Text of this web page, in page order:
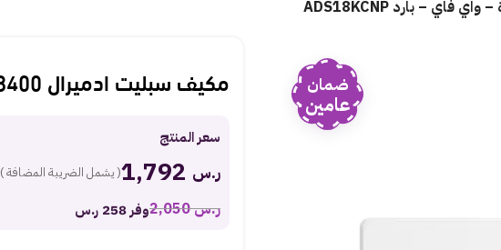
ضمان
عامين
مكيف سبليت ادميرال 18400 وحدة – واي فاي – بارد ADS18KCNP
سعر المنتج
ر.س ( يشمل الضريبة المضافة )
ر.س2,050 وفر 258 ر.س